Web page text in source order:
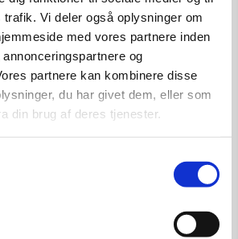
Vi deler også oplysninger om
med vores partnere inden
og
partnere kan kombinere disse
du har givet dem, eller som
din brug af deres tjenester.
med Håkan Nyström